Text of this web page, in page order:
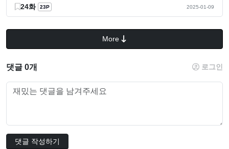
24화 23P 2025-01-09
More
댓글 0개 로그인
댓글 작성하기